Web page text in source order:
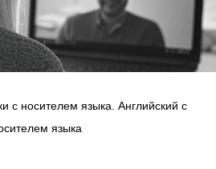
с носителем языка. Английский с
языка